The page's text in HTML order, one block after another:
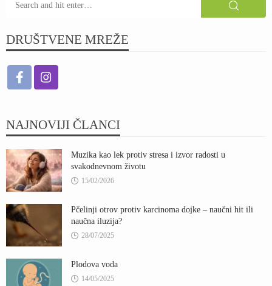
DRUŠTVENE MREŽE
NAJNOVIJI ČLANCI
Muzika kao lek protiv stresa i izvor radosti u
svakodnevnom životu
15/02/2026
Pčelinji otrov protiv karcinoma dojke – naučni hit ili
naučna iluzija?
28/07/2025
Plodova voda
14/05/2025